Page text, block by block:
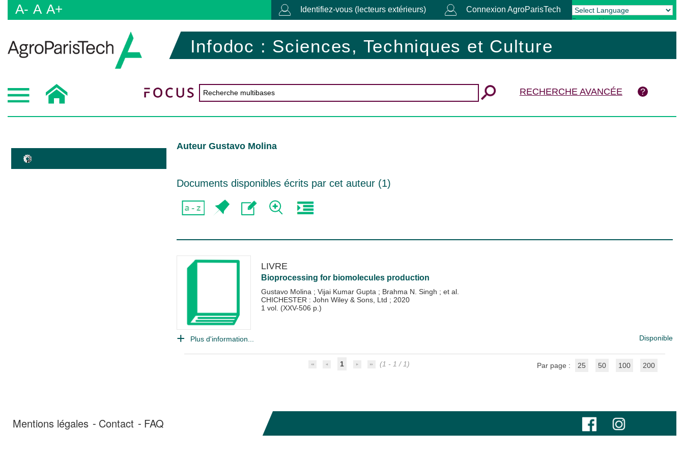
A- A A+ Identifiez-vous (lecteurs extérieurs) Connexion AgroParisTech
Powered by Translate
Infodoc : Sciences, Techniques et Culture
RECHERCHE AVANCÉE
Auteur Gustavo Molina
Documents disponibles écrits par cet auteur (1)
LIVRE
Bioprocessing for biomolecules production
Gustavo Molina ; Vijai Kumar Gupta ; Brahma N. Singh ; et al.
CHICHESTER : John Wiley & Sons, Ltd ; 2020
1 vol. (XXV-506 p.)
Plus d'information... Disponible
1 (1 - 1 / 1) Par page : 25 50 100 200
Mentions légales Contact FAQ